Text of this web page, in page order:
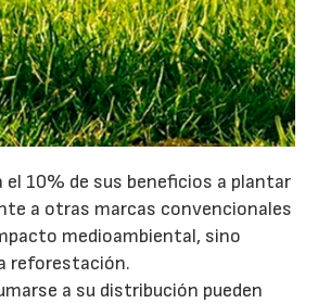
10% de sus beneficios a plantar
a otras marcas convencionales
medioambiental, sino
reforestación.
a su distribución pueden
30/07/2026